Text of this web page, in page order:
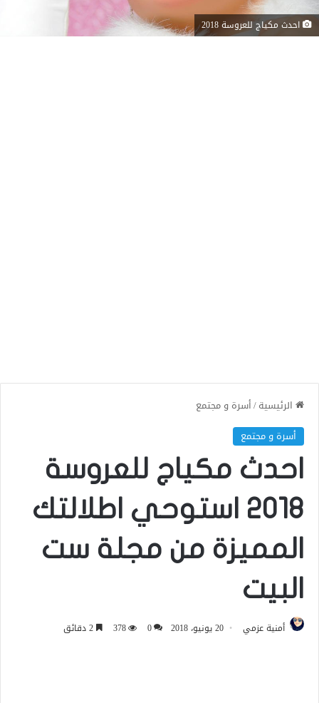
احدث مكياج للعروسة 2018
الرئيسية/أسرة و مجتمع
أسرة و مجتمع
احدث مكياج للعروسة
2018 استوحي اطلالتك
المميزة من مجلة ست
البيت
أمنية عزمي 20 يونيو، 2018 0
378